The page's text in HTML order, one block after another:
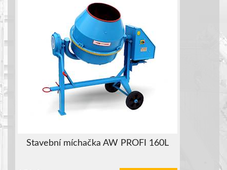
Stavební míchačka AW PROFI 160L